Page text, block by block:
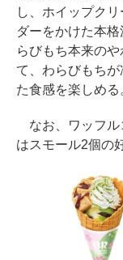
し、ホイップク
ダーをかけた本
らびもち本来の
て、わらびもち
た食感を楽しめる
なお、ワッフル
はスモール2個の